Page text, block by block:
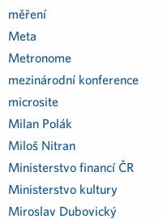
měření
Meta
Metronome
mezinárodní konference
microsite
Milan Polák
Miloš Nitran
Ministerstvo financí ČR
Ministerstvo kultury
Miroslav Dubovický